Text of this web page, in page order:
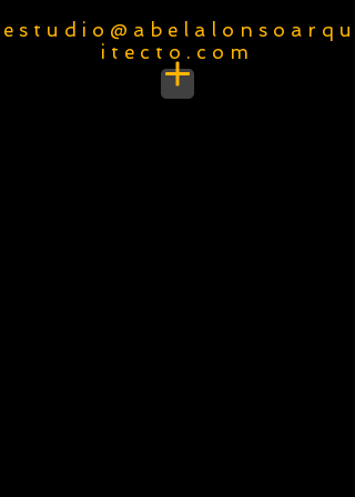
e s t u d i o @ a b e l a l o n s o a r q u
i t e c t o . c o m